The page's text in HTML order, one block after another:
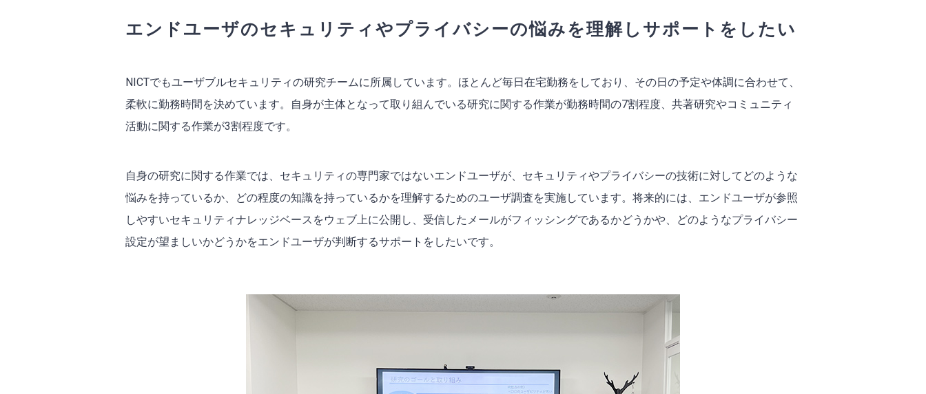
エンドユーザのセキュリティやプライバシーの悩みを理解しサポートをしたい
NICTでもユーザブルセキュリティの研究チームに所属しています。ほとんど毎日在宅勤務をしており、その日の予定や体調に合わせて、
柔軟に勤務時間を決めています。自身が主体となって取り組んでいる研究に関する作業が勤務時間の7割程度、共著研究やコミュニティ
活動に関する作業が3割程度です。
自身の研究に関する作業では、セキュリティの専門家ではないエンドユーザが、セキュリティやプライバシーの技術に対してどのような
悩みを持っているか、どの程度の知識を持っているかを理解するためのユーザ調査を実施しています。将来的には、エンドユーザが参照
しやすいセキュリティナレッジベースをウェブ上に公開し、受信したメールがフィッシングであるかどうかや、どのようなプライバシー
設定が望ましいかどうかをエンドユーザが判断するサポートをしたいです。